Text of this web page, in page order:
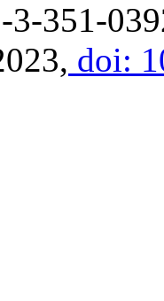
3-351-
doi: